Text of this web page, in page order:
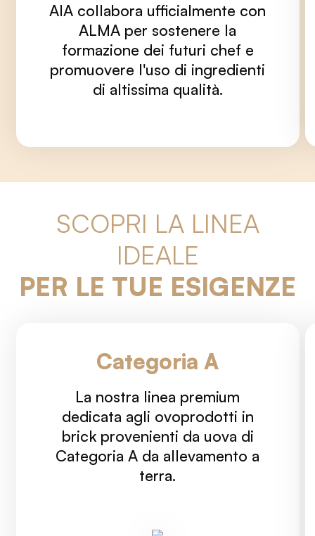
AIA collabora ufficialmente con
ALMA per sostenere la
formazione dei futuri chef e
promuovere l'uso di ingredienti
di altissima qualità.
SCOPRI LA LINEA
IDEALE
PER LE TUE ESIGENZE
Categoria A
La nostra linea premium
dedicata agli ovoprodotti in
brick provenienti da uova di
Categoria A da allevamento a
terra.